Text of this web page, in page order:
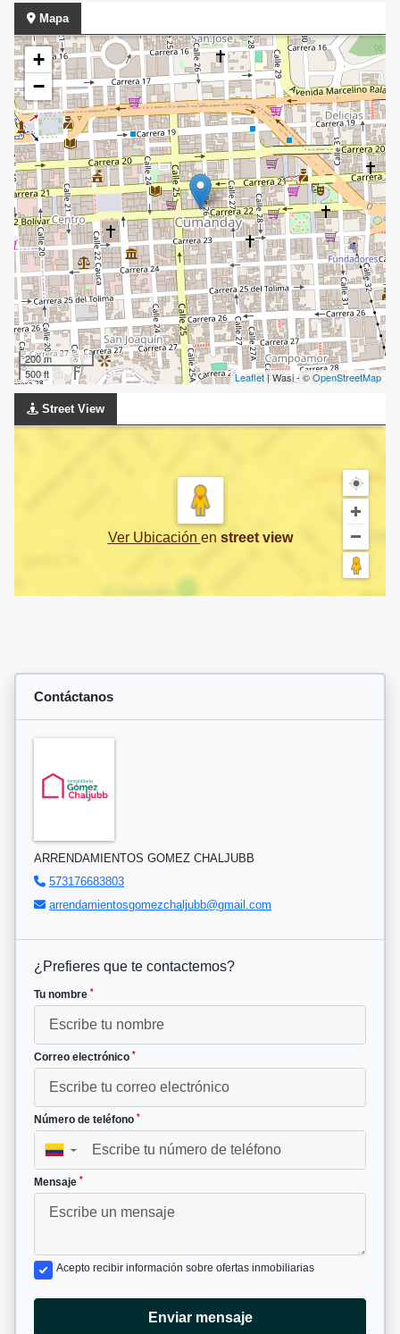
Mapa
+
−
200 m
500 ft
Leaflet| Wasi - ©OpenStreetMap
Street View
Ver Ubicación en street view
Contáctanos
ARRENDAMIENTOS GOMEZ CHALJUBB
573176683803
arrendamientosgomezchaljubb@gmail.com
¿Prefieres que te contactemos?
Tu nombre *
Correo electrónico *
Número de teléfono *
▼
Mensaje *
Acepto recibir información sobre ofertas inmobiliarias
Enviar mensaje